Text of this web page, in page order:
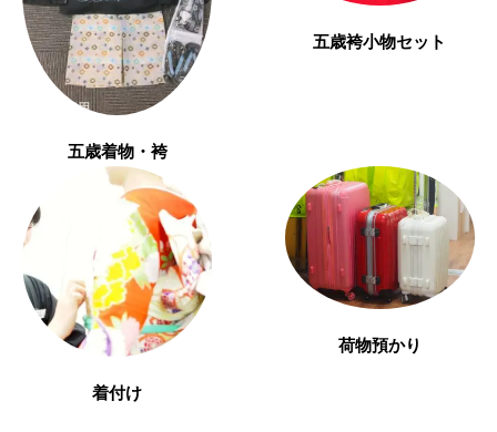
五歳着物・袴
五歳袴小物セット
着付け
荷物預かり